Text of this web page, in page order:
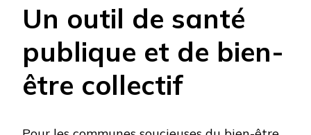
Un outil de santé
publique et de bien-
être collectif